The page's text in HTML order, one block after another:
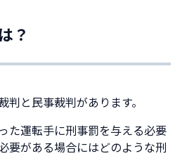
？
判と民事裁判があります。
た運転手に刑事罰を与える必要
要がある場合にはどのような刑